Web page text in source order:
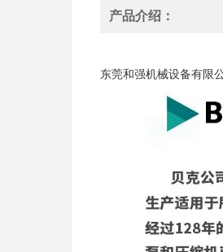
产品介绍：
东莞和强机械设备有限